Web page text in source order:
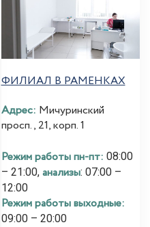
ФИЛИАЛ В РАМЕНКАХ
Адрес: Мичуринский
просп., 21, корп. 1
Режим работы пн-пт: 08:00
– 21:00, анализы: 07:00 –
12:00
Режим работы выходные:
09:00 – 20:00